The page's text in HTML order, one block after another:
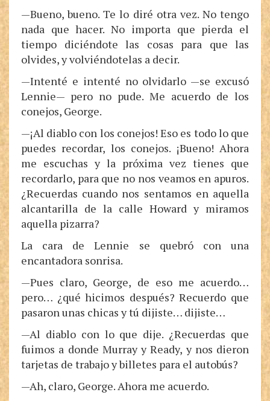
—Bueno, bueno. Te lo diré otra vez. No tengo
nada que hacer. No importa que pierda el
tiempo diciéndote las cosas para que las
olvides, y volviéndotelas a decir.
—Intenté e intenté no olvidarlo —se excusó
Lennie— pero no pude. Me acuerdo de los
conejos, George.
—¡Al diablo con los conejos! Eso es todo lo que
puedes recordar, los conejos. ¡Bueno! Ahora
me escuchas y la próxima vez tienes que
recordarlo, para que no nos veamos en apuros.
¿Recuerdas cuando nos sentamos en aquella
alcantarilla de la calle Howard y miramos
aquella pizarra?
La cara de Lennie se quebró con una
encantadora sonrisa.
—Pues claro, George, de eso me acuerdo…
pero… ¿qué hicimos después? Recuerdo que
pasaron unas chicas y tú dijiste… dijiste…
—Al diablo con lo que dije. ¿Recuerdas que
fuimos a donde Murray y Ready, y nos dieron
tarjetas de trabajo y billetes para el autobús?
—Ah, claro, George. Ahora me acuerdo.